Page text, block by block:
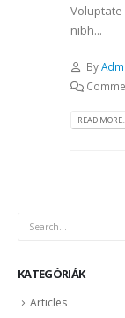
nibh...
By
READ
KATEGÓRIÁK
Articles